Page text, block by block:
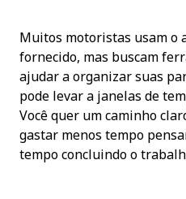
Muitos motoristas usam o
fornecido, mas buscam
ajudar a organizar suas
pode levar a janelas de
Você quer um caminho
gastar menos tempo
tempo concluindo o